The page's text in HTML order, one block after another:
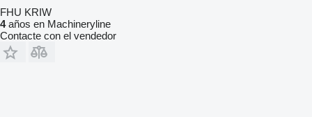
FHU KRIW
4años en Machineryline
Contacte con el vendedor